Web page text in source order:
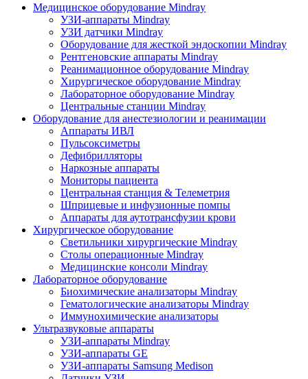
Медицинское оборудование Mindray
УЗИ-аппараты Mindray
УЗИ датчики Mindray
Оборудование для жесткой эндоскопии Mindray
Рентгеновские аппараты Mindray
Реанимационное оборудование Mindray
Хирургическое оборудование Mindray
Лабораторное оборудование Mindray
Центральные станции Mindray
Оборудование для анестезиологии и реанимации
Аппараты ИВЛ
Пульсоксиметры
Дефибрилляторы
Наркозные аппараты
Мониторы пациента
Центральная станция & Телеметрия
Шприцевые и инфузионные помпы
Аппараты для аутотрансфузии крови
Хирургическое оборудование
Светильники хирургические Mindray
Столы операционные Mindray
Медицинские консоли Mindray
Лабораторное оборудование
Биохимические анализаторы Mindray
Гематологические анализаторы Mindray
Иммунохимические анализаторы
Ультразвуковые аппараты
УЗИ-аппараты Mindray
УЗИ-аппараты GE
УЗИ-аппараты Samsung Medison